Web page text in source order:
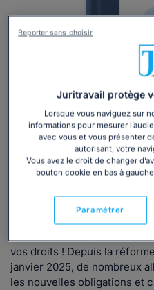
Droit de la protection sociale
Comment toucher le
allocations en 2026 ?
vos droits ! Depuis la
janvier 2025, de nombreux
les nouvelles obligations et
Juritravail protège
Lorsque vous naviguez sur
informations pour mesurer
avec vous et vous présenter
autorisant, votre
Vous avez le droit de changer
bouton cookie en bas à
Paramétrer
Reporter sans choisir